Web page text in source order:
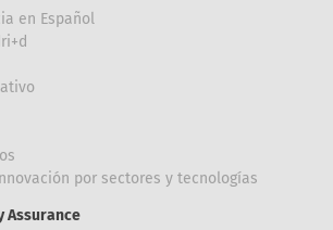
en Español
por sectores y tecnologías
Assurance